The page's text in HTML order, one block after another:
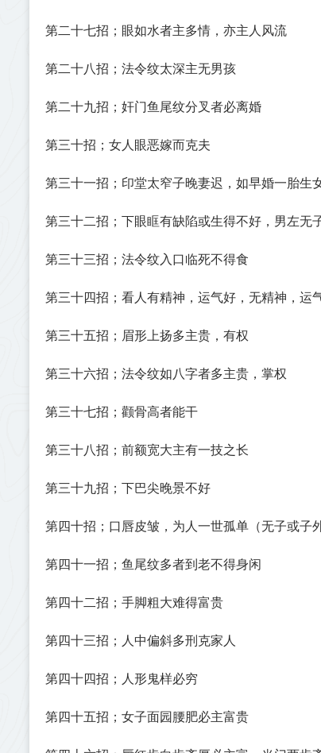
第二十七招；眼如水者主多情，亦主人风流
第二十八招；法令纹太深主无男孩
第二十九招；奸门鱼尾纹分叉者必离婚
第三十招；女人眼恶嫁而克夫
第三十一招；印堂太窄子晚妻迟，如早婚一胎生
第三十二招；下眼眶有缺陷或生得不好，男左无
第三十三招；法令纹入口临死不得食
第三十四招；看人有精神，运气好，无精神，运
第三十五招；眉形上扬多主贵，有权
第三十六招；法令纹如八字者多主贵，掌权
第三十七招；颧骨高者能干
第三十八招；前额宽大主有一技之长
第三十九招；下巴尖晚景不好
第四十招；口唇皮皱，为人一世孤单（无子或子
第四十一招；鱼尾纹多者到老不得身闲
第四十二招；手脚粗大难得富贵
第四十三招；人中偏斜多刑克家人
第四十四招；人形鬼样必穷
第四十五招；女子面园腰肥必主富贵